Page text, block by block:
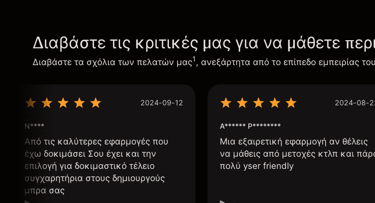
Διαβάστε τις κριτικές μας για να μάθετε
Διαβάστε τα σχόλια των πελατών μας1, ανεξάρτητα από το επίπεδο εμπειρίας
2024-09-12
N****
Από τις καλύτερες εφαρμογές που
έχω δοκιμάσει Σου έχει και την
επιλογή για δοκιμαστικό τέλειο
συγχαρητήρια στους δημιουργούς
μπρα σας
2024-08-
A****** P********
Μια εξαιρετική εφαρμογή αν θέλεις
να μάθεις από μετοχές κτλπ και
πολύ yser friendly